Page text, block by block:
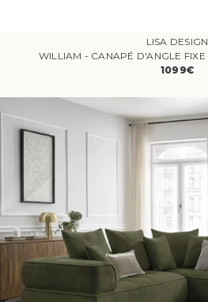
LISA DESIGN
1099€